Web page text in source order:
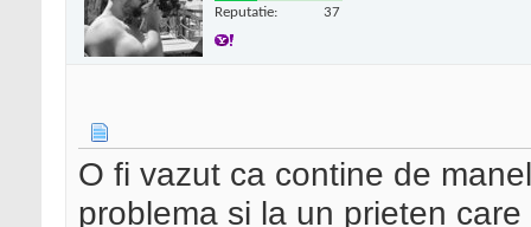
Reputatie: 37
O fi vazut ca contine de
problema si la un prieten